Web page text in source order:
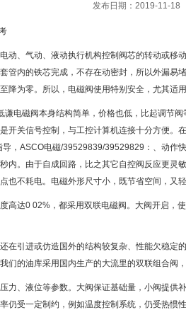
发布日期：2019-11-
动、气动、液动执行机构控制阀芯的转动或
管内的铁芯完成，不存在动密封，所以外漏易
降为零。所以，电磁阀使用特别安全，尤其适
谦电磁阀本身结构简单，价格也低，比起调节
开关信号控制，与工控计算机连接十分方便。
，ASCO电磁/39529839/39529829：、动作
内。由于自成回路，比之其它自控阀反应更
也不耗电。电磁外形尺寸小，既节省空间，又轻
高达0 02%，都采用双联电磁阀。大阀开启，
在引进或仿造国外的结构较复杂、性能欠稳
们的油库采用国内生产的大流里的双联组合阀，
力、液位等参数。大阀保证基础量，小阀提
仍受一定制约，例如温度控制系统，仍受热惯性